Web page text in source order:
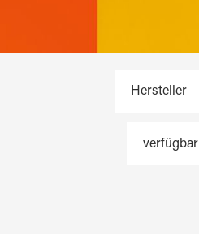
Hersteller
verfügbar